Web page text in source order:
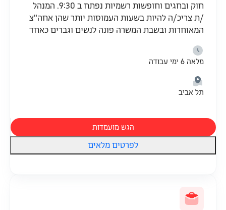
חוק ובחגים וחופשות רשמיות נפתח ב 9:30. המנהל
/ת צריכ/ה להיות בשעות העמוסות יותר שהן אחה"צ
המאוחרות ובשבת המשרה פונה לנשים וגברים כאחד
מלאה 6 ימי עבודה
תל אביב
הגש מועמדות
לפרטים מלאים